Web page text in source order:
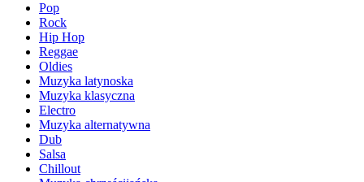
Pop
Rock
Hip Hop
Reggae
Oldies
Muzyka latynoska
Muzyka klasyczna
Electro
Muzyka alternatywna
Dub
Salsa
Chillout